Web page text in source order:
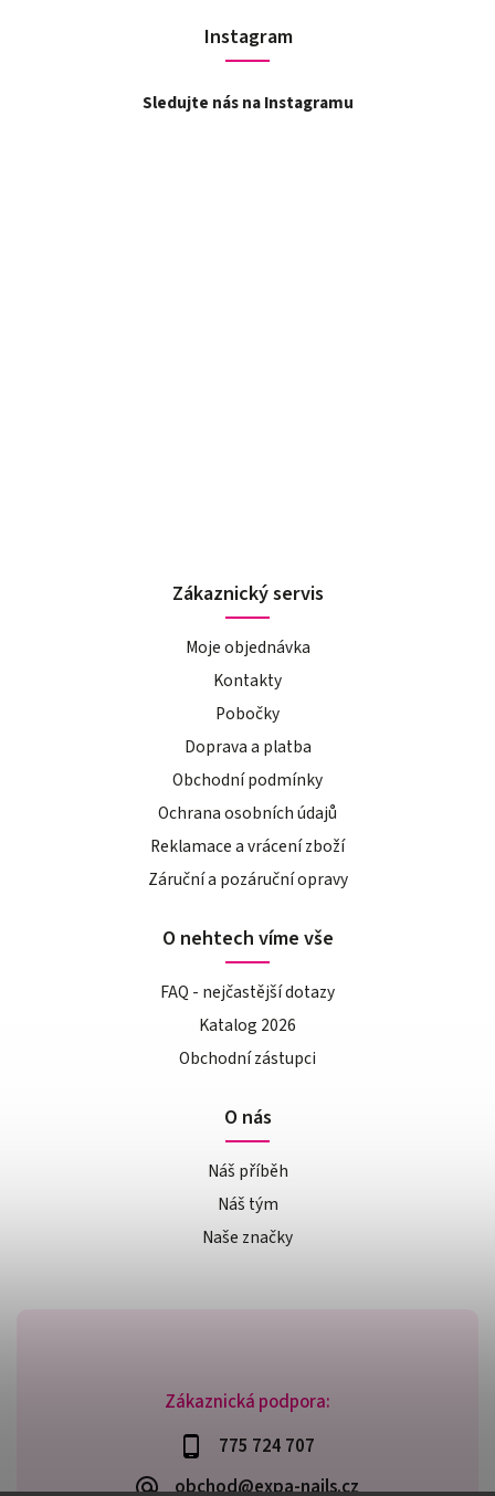
Zákaznická podpora:
775 724 707
obchod@expa-nails.cz
Instagram
Sledujte nás na Instagramu
Zákaznický servis
Moje objednávka
Kontakty
Pobočky
Doprava a platba
Obchodní podmínky
Ochrana osobních údajů
Reklamace a vrácení zboží
Záruční a pozáruční opravy
O nehtech víme vše
FAQ - nejčastější dotazy
Katalog 2026
Obchodní zástupci
O nás
Náš příběh
Náš tým
Naše značky